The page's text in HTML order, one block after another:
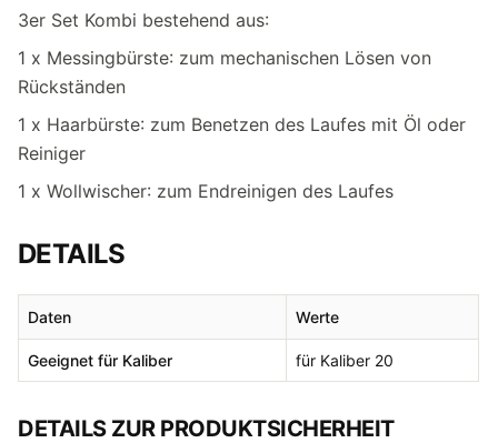
3er Set Kombi bestehend aus:
1 x Messingbürste: zum mechanischen Lösen von
Rückständen
1 x Haarbürste: zum Benetzen des Laufes mit Öl oder
Reiniger
1 x Wollwischer: zum Endreinigen des Laufes
DETAILS
Daten Werte
Geeignet für Kaliber für Kaliber 20
DETAILS ZUR PRODUKTSICHERHEIT